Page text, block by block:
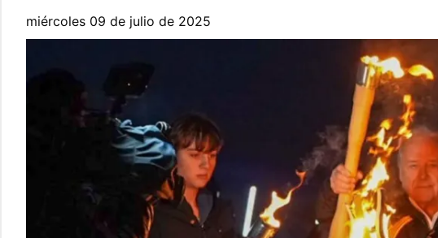
miércoles 09 de julio de 2025